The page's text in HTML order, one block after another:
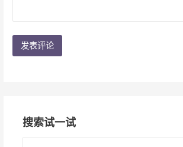
搜索试一试